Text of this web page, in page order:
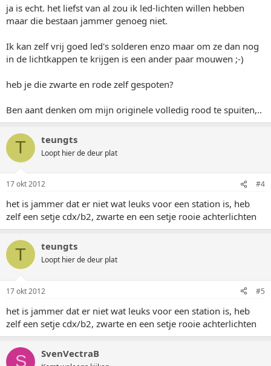
ja is echt. het liefst van al zou ik led-lichten willen hebben
maar die bestaan jammer genoeg niet.
Ik kan zelf vrij goed led's solderen enzo maar om ze dan nog
in de lichtkappen te krijgen is een ander paar mouwen ;-)
heb je die zwarte en rode zelf gespoten?
Ben aant denken om mijn originele volledig rood te spuiten,..
T teungts
Loopt hier de deur plat
17 okt 2012 #4
het is jammer dat er niet wat leuks voor een station is, heb
zelf een setje cdx/b2, zwarte en een setje rooie achterlichten
T teungts
Loopt hier de deur plat
17 okt 2012 #5
het is jammer dat er niet wat leuks voor een station is, heb
zelf een setje cdx/b2, zwarte en een setje rooie achterlichten
S SvenVectraB